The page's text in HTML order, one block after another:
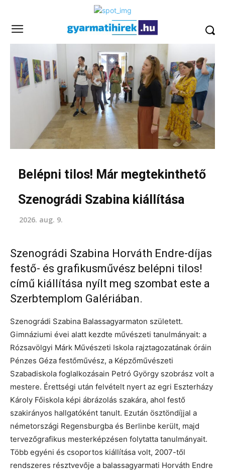
Belépni tilos! Már megtekinthető
Szenográdi Szabina kiállítása
2026. aug. 9.
Szenográdi Szabina Horváth Endre-díjas
festő- és grafikusművész belépni tilos!
című kiállítása nyílt meg szombat este a
Szerbtemplom Galériában.
Szenográdi Szabina Balassagyarmaton született.
Gimnáziumi évei alatt kezdte művészeti tanulmányait: a
Rózsavölgyi Márk Művészeti Iskola rajztagozatának óráin
Pénzes Géza festőművész, a Képzőművészeti
Szabadiskola foglalkozásain Petró György szobrász volt a
mestere. Érettségi után felvételt nyert az egri Eszterházy
Károly Főiskola képi ábrázolás szakára, ahol festő
szakirányos hallgatóként tanult. Ezután ösztöndíjjal a
németországi Regensburgba és Berlinbe került, majd
tervezőgrafikus mesterképzésen folytatta tanulmányait.
Több egyéni és csoportos kiállítása volt, 2007-től
rendszeres résztvevője a balassagyarmati Horváth Endre